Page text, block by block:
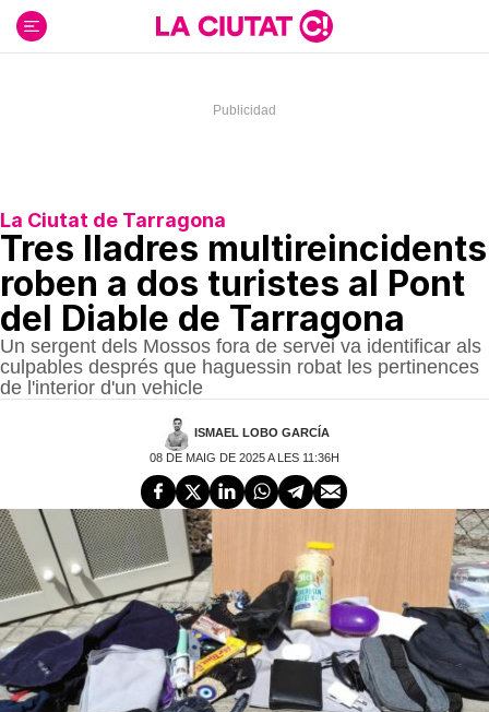
contenido
La Ciutat de Tarragona
Tres lladres multireincidents
roben a dos turistes al Pont
del Diable de Tarragona
Un sergent dels Mossos fora de servei va identificar als
culpables després que haguessin robat les pertinences
de l'interior d'un vehicle
ISMAEL LOBO GARCÍA
08 DE MAIG DE 2025 A LES 11:36H